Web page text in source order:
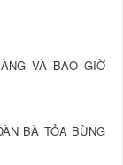
VÀ BAO GIỜ
BÀ TỎA BỪNG